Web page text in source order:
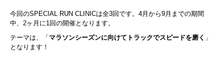
今回のSPECIAL RUN CLINICは全3回です。4月から9月までの期間
中、2ヶ月に1回の開催となります。
テーマは、「 マラソンシーズンに向けてトラックでスピードを磨く 」
となります！